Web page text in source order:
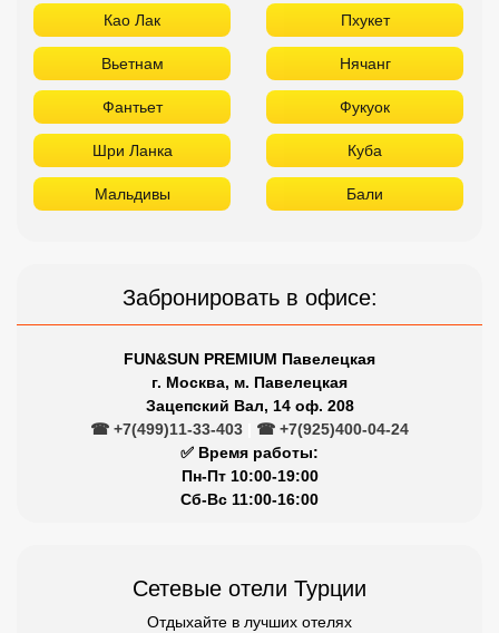
Као Лак Пхукет
Вьетнам Нячанг
Фантьет Фукуок
Шри Ланка Куба
Мальдивы Бали
Забронировать в офисе:
FUN&SUN PREMIUM Павелецкая
г. Москва, м. Павелецкая
Зацепский Вал, 14 оф. 208
☎ +7(499)11-33-403
☎ +7(925)400-04-24
✅ Время работы:
Пн-Пт 10:00-19:00
Сб-Вс 11:00-16:00
Сетевые отели Турции
Отдыхайте в лучших отелях